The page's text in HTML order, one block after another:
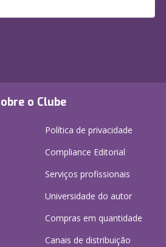
o Clube
Política de privacidade
Compliance Editorial
Serviços profissionais
Universidade do autor
Compras em quantidade
Canais de distribuição